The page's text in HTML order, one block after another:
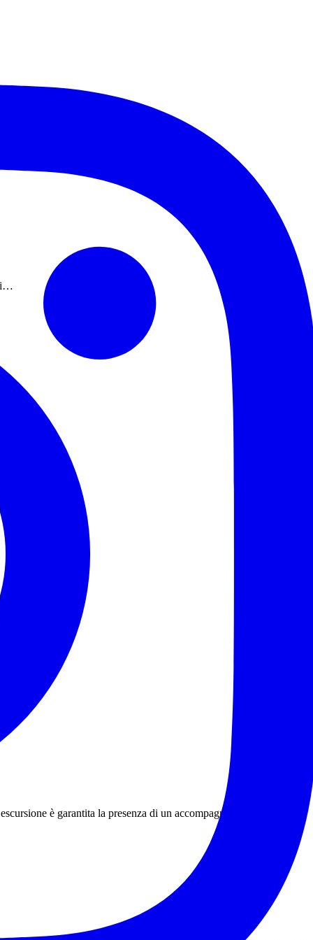
faggeta depressa,
è garantita la presenza di un accompagnatore certificato